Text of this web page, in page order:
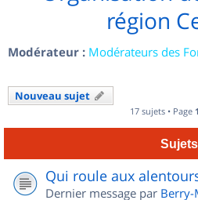
région
Modérateur : Modérateurs des
Nouveau sujet
17 sujets • Page 1
Sujets
Qui roule aux
Dernier message par Berry-